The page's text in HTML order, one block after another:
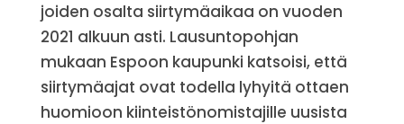
joiden osalta siirtymäaikaa on vuoden
2021 alkuun asti. Lausuntopohjan
mukaan Espoon kaupunki katsoisi, että
siirtymäajat ovat todella lyhyitä ottaen
huomioon kiinteistönomistajille uusista